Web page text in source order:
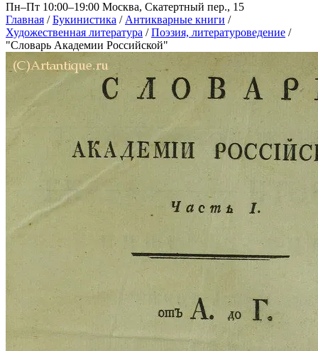
Пн–Пт 10:00–19:00 Москва, Скатертный пер., 15
Главная / Букинистика / Антикварные книги /
Художественная литература / Поэзия, литературоведение /
"Словарь Академии Российской"